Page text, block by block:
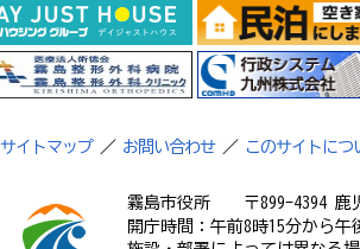
サイトマップ ／ お問い合わせ ／ このサイトにつ
霧島市役所
〒899-4394
開庁時間：午前8時15分から